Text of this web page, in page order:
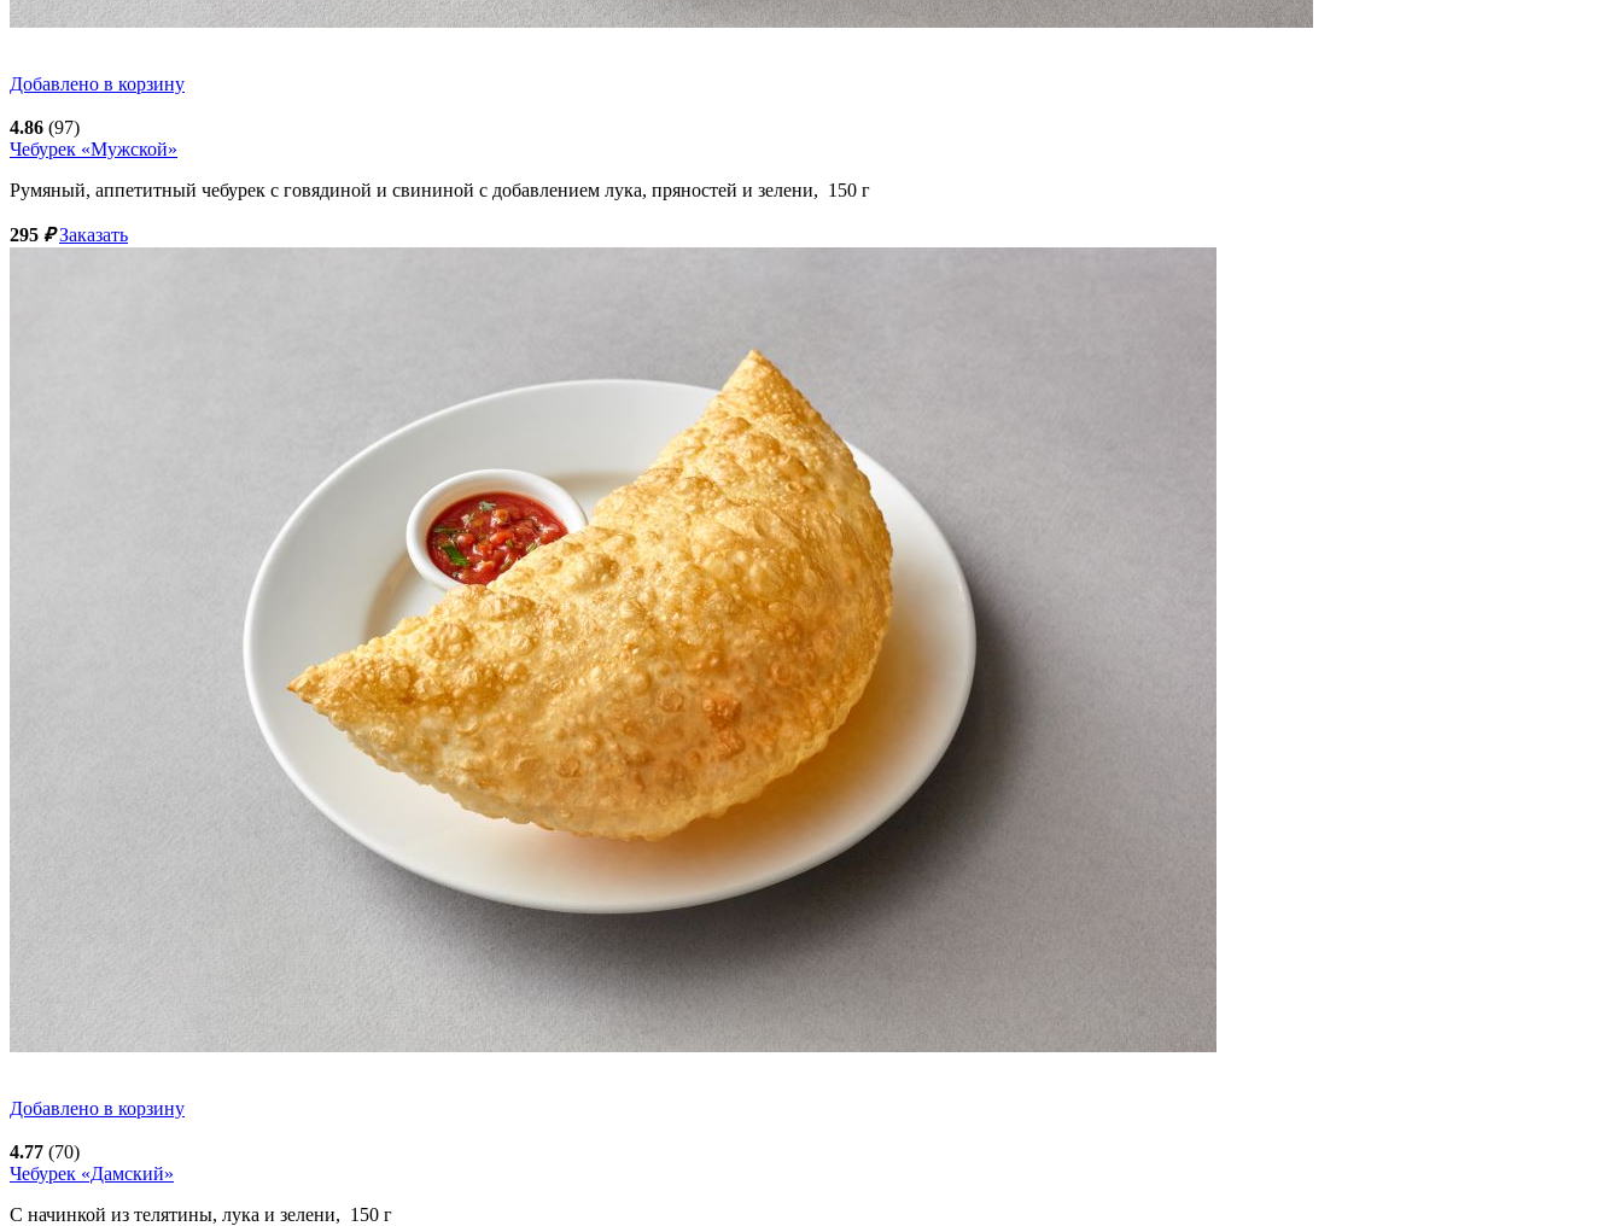
Добавлено в корзину
4.86 (97)
Чебурек «Мужской»
Румяный, аппетитный чебурек с говядиной и свининой с добавлением лука, пряностей и зелени, 150 г
295 ₽ Заказать
Добавлено в корзину
4.77 (70)
Чебурек «Дамский»
С начинкой из телятины, лука и зелени, 150 г